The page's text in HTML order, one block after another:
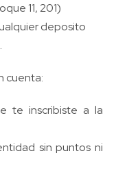
11, 201)
deposito
cuenta:
te inscribiste a la
sin puntos ni